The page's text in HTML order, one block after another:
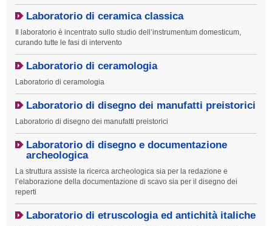
Laboratorio di ceramica classica
Il laboratorio è incentrato sullo studio dell’instrumentum domesticum,
curando tutte le fasi di intervento
Laboratorio di ceramologia
Laboratorio di ceramologia
Laboratorio di disegno dei manufatti preistorici
Laboratorio di disegno dei manufatti preistorici
Laboratorio di disegno e documentazione
archeologica
La struttura assiste la ricerca archeologica sia per la redazione e
l’elaborazione della documentazione di scavo sia per il disegno dei
reperti
Laboratorio di etruscologia ed antichità italiche